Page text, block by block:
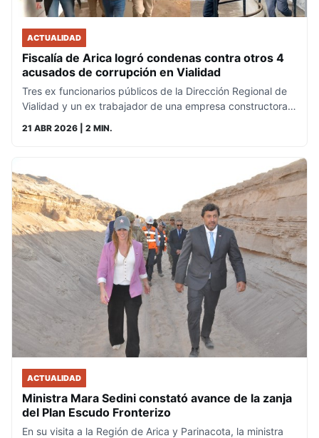
ACTUALIDAD
Fiscalía de Arica logró condenas contra otros 4
acusados de corrupción en Vialidad
Tres ex funcionarios públicos de la Dirección Regional de
Vialidad y un ex trabajador de una empresa constructora…
21 ABR 2026 | 2 MIN.
ACTUALIDAD
Ministra Mara Sedini constató avance de la zanja
del Plan Escudo Fronterizo
En su visita a la Región de Arica y Parinacota, la ministra